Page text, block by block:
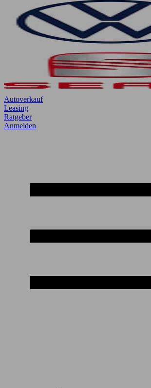
Autoverkauf
Leasing
Ratgeber
Anmelden